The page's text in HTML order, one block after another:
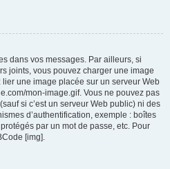
dans vos messages. Par ailleurs, si
joints, vous pouvez charger une image
une image placée sur un serveur Web
mon-image.gif. Vous ne pouvez pas
si c’est un serveur Web public) ni des
d’authentification, exemple : boîtes
par un mot de passe, etc. Pour
[img].